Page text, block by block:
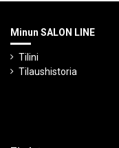
Minun SALON LINE
Tilini
Tilaushistoria